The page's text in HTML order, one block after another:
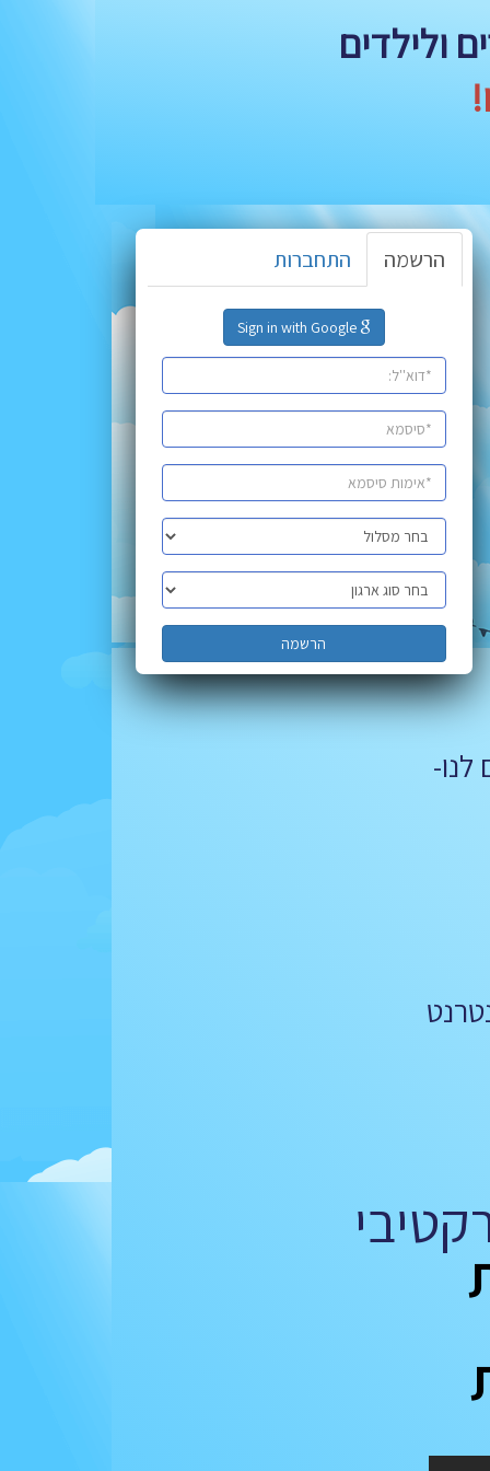
ולילדים
הרשמה התחברות
Sign in with Google
הרשמה